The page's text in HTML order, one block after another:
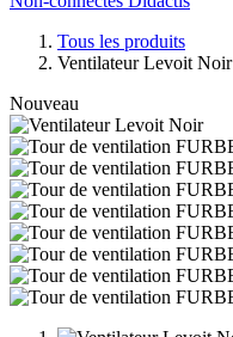
Tous les produits
Ventilateur Levoit Noir
Nouveau